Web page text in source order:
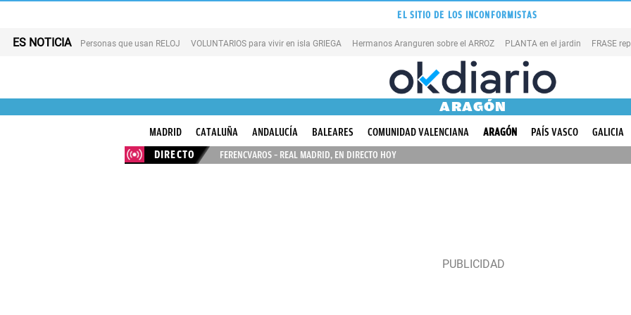
EL SITIO DE LOS INCONFORMISTAS
ES NOTICIA Personas que usan RELOJ VOLUNTARIOS para vivir en isla GRIEGA Hermanos Aranguren sobre el ARROZ PLANTA en el jardin FRASE
ARAGÓN
MADRID CATALUÑA ANDALUCÍA BALEARES COMUNIDAD VALENCIANA ARAGÓN PAÍS VASCO GALICIA
DIRECTO
FERENCVAROS – REAL MADRID, EN DIRECTO HOY